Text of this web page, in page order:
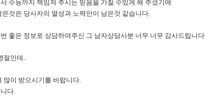
수능까지 책임져 주시는 믿음을 가질 수있게 해 주셨기에
은것은 당사자의 열성과 노력만이 남은것 같습니다.
좋은 정보로 상담하여주신 그 남자상담사분 너무 너무 감사드립니다.
인데..
많이 받으시기를 바랍니다.
다.